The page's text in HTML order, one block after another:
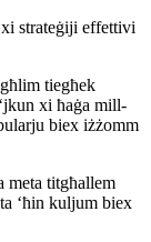
strateġiji effettivi
tiegħek
xi ħaġa mill-
biex iżżomm
meta titgħallem
‘ħin kuljum biex